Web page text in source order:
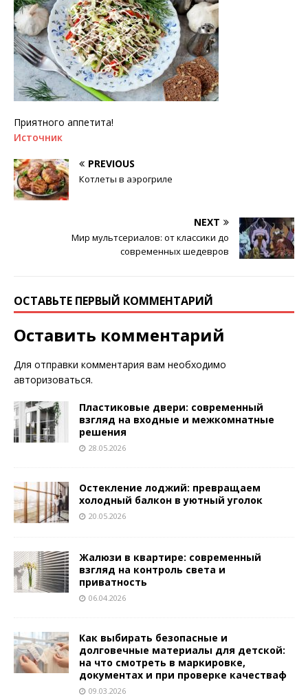
Приятного аппетита!
Источник
PREVIOUS
Котлеты в аэрогриле
NEXT
Мир мультсериалов: от классики до
современных шедевров
ОСТАВЬТЕ ПЕРВЫЙ КОММЕНТАРИЙ
Оставить комментарий
Для отправки комментария вам необходимо
авторизоваться.
Пластиковые двери: современный
взгляд на входные и межкомнатные
решения
28.05.2026
Остекление лоджий: превращаем
холодный балкон в уютный уголок
20.05.2026
Жалюзи в квартире: современный
взгляд на контроль света и
приватность
06.04.2026
Как выбирать безопасные и
долговечные материалы для детской:
на что смотреть в маркировке,
документах и при проверке качестваф
09.03.2026